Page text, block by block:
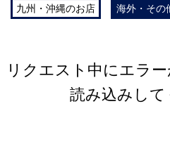
九州・沖縄のお店 海外・その
リクエスト中にエラ
読み込みして